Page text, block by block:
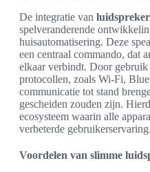
De integratie van
spelveranderende
huisautomatisering. Deze
een centraal commando, dat
elkaar verbindt. Door
protocollen, zoals Wi-Fi,
communicatie tot stand
gescheiden zouden zijn.
ecosysteem waarin alle
verbeterde gebruikerservaring.
Voordelen van slimme